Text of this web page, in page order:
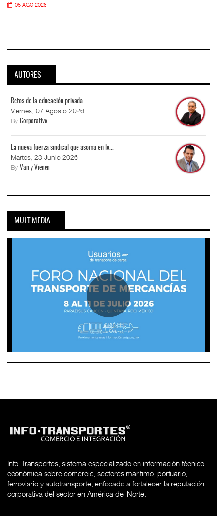
05 AGO 2026
AUTORES
Retos de la educación privada
Viernes, 07 Agosto 2026
By Corporativo
La nueva fuerza sindical que asoma en lo...
Martes, 23 Junio 2026
By Van y Vienen
MULTIMEDIA
Info-Transportes, sistema especializado en información técnico-
económica sobre comercio, sectores marítimo, portuario,
ferroviario y autotransporte, enfocado a fortalecer la reputación
corporativa del sector en América del Norte.